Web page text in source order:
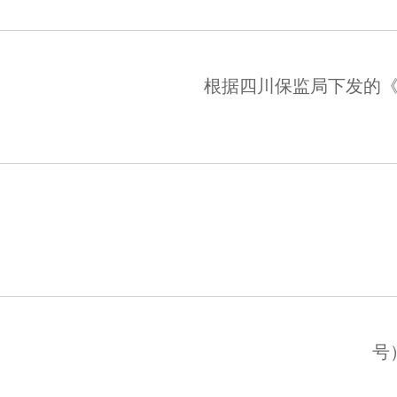
根据四川保监局下发的
号